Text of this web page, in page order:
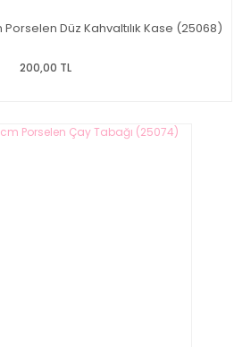
Düz Kahvaltılık Kase (25068)
200,00 TL